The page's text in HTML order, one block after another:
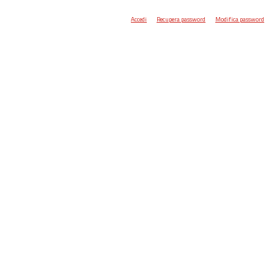
Accedi Recupera password Modifica password